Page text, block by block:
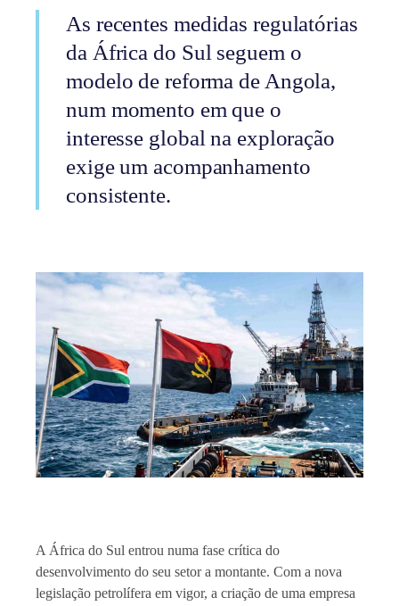
As recentes medidas regulatórias
da África do Sul seguem o
modelo de reforma de Angola,
num momento em que o
interesse global na exploração
exige um acompanhamento
consistente.
A África do Sul entrou numa fase crítica do
desenvolvimento do seu setor a montante. Com a nova
legislação petrolífera em vigor, a criação de uma empresa